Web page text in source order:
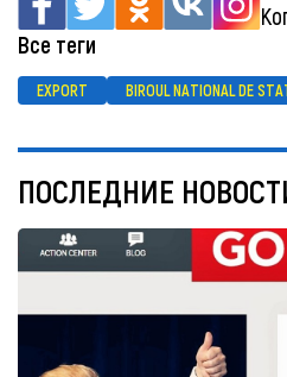
Все теги
EXPORT BIROUL NATIONAL DE
ПОСЛЕДНИЕ